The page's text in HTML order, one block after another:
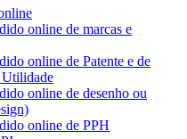
online de marcas e
online de Patente e de
online de desenho ou
online de PPH